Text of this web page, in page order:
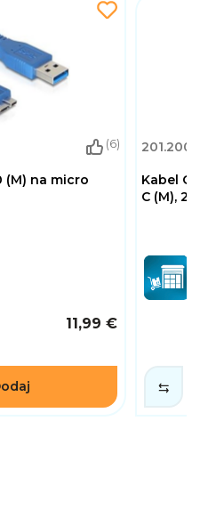
(6)
(M) na micro
11,99 €
Kabel
C (M), 2